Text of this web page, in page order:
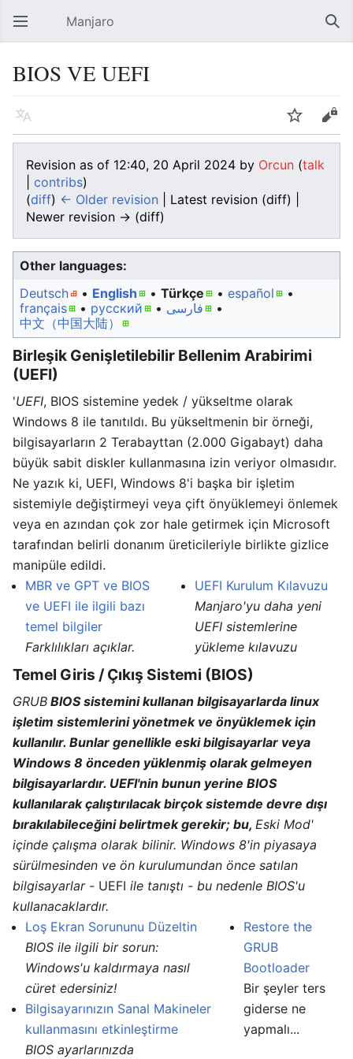
Open main menu Manjaro
BIOS VE UEFI
Language Watch Edit
Revision as of 12:40, 20 April 2024 by Orcun (talk
contribs)
(diff) ← Older revision | Latest revision (diff) |
Newer revision → (diff)
Other languages:
Deutsch
• ‎ English • ‎ Türkçe • ‎ español
•
français • ‎ русский • ‎ فارسی
• ‎
中文（中国大陆）‎
Birleşik Genişletilebilir Bellenim Arabirimi
(UEFI)
'UEFI, BIOS sistemine yedek / yükseltme olarak
Windows 8 ile tanıtıldı. Bu yükseltmenin bir örneği,
bilgisayarların 2 Terabayttan (2.000 Gigabayt) daha
büyük sabit diskler kullanmasına izin veriyor olmasıdır.
Ne yazık ki, UEFI, Windows 8'i başka bir işletim
sistemiyle değiştirmeyi veya çift önyüklemeyi önlemek
veya en azından çok zor hale getirmek için Microsoft
tarafından belirli donanım üreticileriyle birlikte gizlice
manipüle edildi.
MBR ve GPT ve BIOS
ve UEFI ile ilgili bazı
temel bilgiler
Farklılıkları açıklar.
UEFI Kurulum Kılavuzu
Manjaro'yu daha yeni
UEFI sistemlerine
yükleme kılavuzu
Temel Giris / Çıkış Sistemi (BIOS)
GRUB BIOS sistemini kullanan bilgisayarlarda linux
işletim sistemlerini yönetmek ve önyüklemek için
kullanılır. Bunlar genellikle eski bilgisayarlar veya
Windows 8 önceden yüklenmiş olarak gelmeyen
bilgisayarlardır. UEFI'nin bunun yerine BIOS
kullanılarak çalıştırılacak birçok sistemde devre dışı
bırakılabileceğini belirtmek gerekir; bu, Eski Mod'
içinde çalışma olarak bilinir. Windows 8'in piyasaya
sürülmesinden ve ön kurulumundan önce satılan
bilgisayarlar - UEFI ile tanıştı - bu nedenle BIOS'u
kullanacaklardır.
Loş Ekran Sorununu Düzeltin
BIOS ile ilgili bir sorun:
Windows'u kaldırmaya nasıl
cüret edersiniz!
Bilgisayarınızın Sanal Makineler
kullanmasını etkinleştirme
BIOS ayarlarınızda
Restore the
GRUB
Bootloader
Bir şeyler ters
giderse ne
yapmalı...